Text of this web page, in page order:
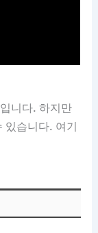
니다. 하지만
있습니다. 여기